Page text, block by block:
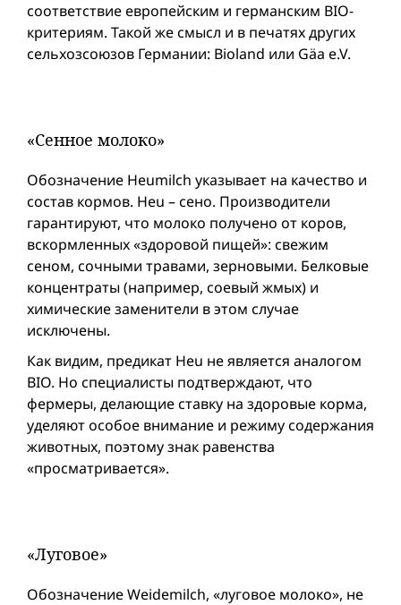
соответствие европейским и германским BIO-
критериям. Такой же смысл и в печатях других
сельхозсоюзов Германии: Bioland или Gäa e.V.
«Сенное молоко»
Обозначение Heumilch указывает на качество и
состав кормов. Heu – сено. Производители
гарантируют, что молоко получено от коров,
вскормленных «здоровой пищей»: свежим
сеном, сочными травами, зерновыми. Белковые
концентраты (например, соевый жмых) и
химические заменители в этом случае
исключены.
Как видим, предикат Heu не является аналогом
BIO. Но специалисты подтверждают, что
фермеры, делающие ставку на здоровые корма,
уделяют особое внимание и режиму содержания
животных, поэтому знак равенства
«просматривается».
«Луговое»
Обозначение Weidemilch, «луговое молоко», не